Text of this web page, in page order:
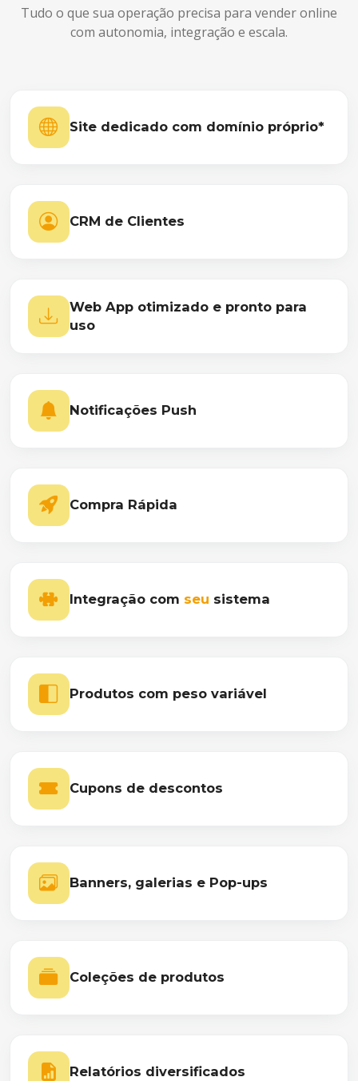
Tudo o que sua operação precisa para vender online
com autonomia, integração e escala.
Site dedicado com domínio próprio*
CRM de Clientes
Web App otimizado e pronto para
uso
Notificações Push
Compra Rápida
Integração com seu sistema
Produtos com peso variável
Cupons de descontos
Banners, galerias e Pop-ups
Coleções de produtos
Relatórios diversificados